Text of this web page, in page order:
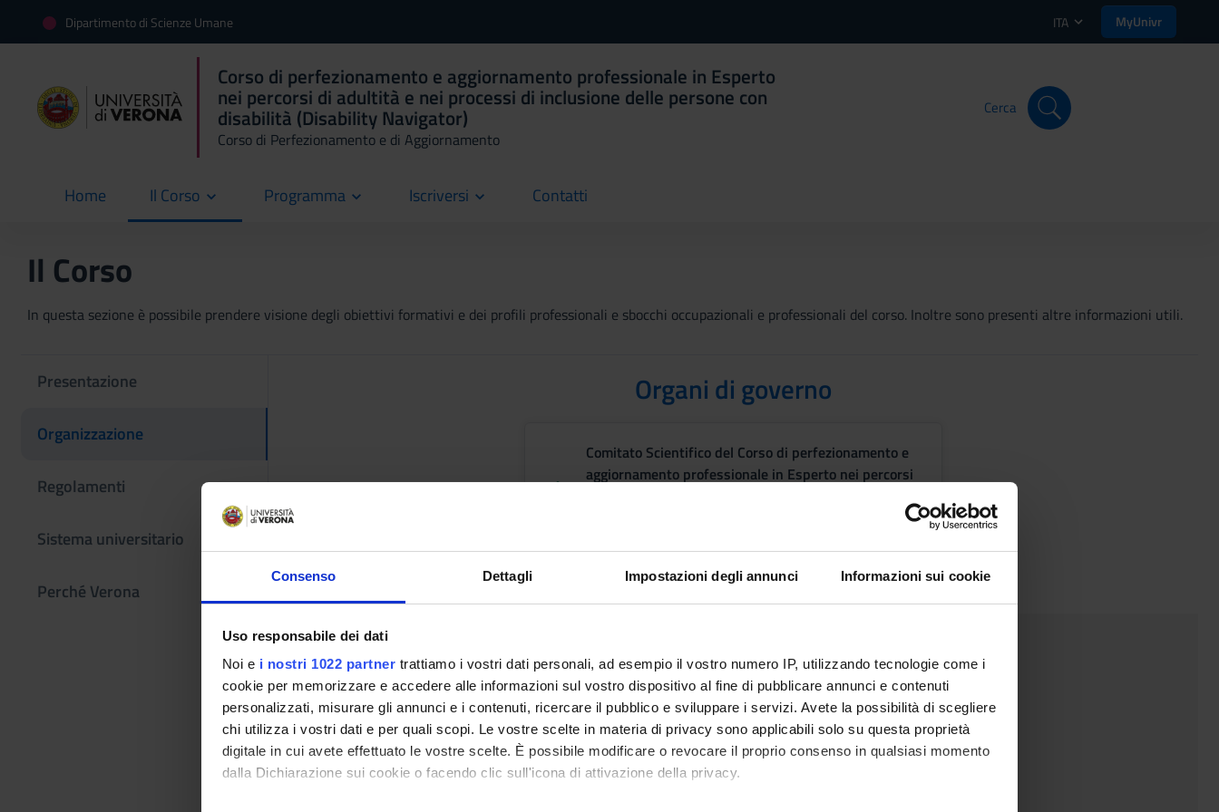
Consenso Dettagli Impostazioni degli annunci Informazioni sui cookie
Uso responsabile dei dati
Noi e i nostri 1022 partner trattiamo i vostri dati personali, ad esempio il vostro numero IP, utilizzando tecnologie come i
cookie per memorizzare e accedere alle informazioni sul vostro dispositivo al fine di pubblicare annunci e contenuti
personalizzati, misurare gli annunci e i contenuti, ricercare il pubblico e sviluppare i servizi. Avete la possibilità di scegliere
chi utilizza i vostri dati e per quali scopi. Le vostre scelte in materia di privacy sono applicabili solo su questa proprietà
digitale in cui avete effettuato le vostre scelte. È possibile modificare o revocare il proprio consenso in qualsiasi momento
dalla Dichiarazione sui cookie o facendo clic sull'icona di attivazione della privacy.
Dipartimento di Scienze Umane ITA MyUnivr
Corso di perfezionamento e aggiornamento professionale in Esperto
nei percorsi di adultità e nei processi di inclusione delle persone con
disabilità (Disability Navigator)
Corso di Perfezionamento e di Aggiornamento
Cerca
Home
current Il Corso Programma Iscriversi Contatti
current
Il Corso
In questa sezione è possibile prendere visione degli obiettivi formativi e dei profili professionali e sbocchi occupazionali e professionali del corso. Inoltre sono presenti altre informazioni utili.
Presentazione
Organizzazione
Regolamenti
Sistema universitario
Perché Verona
Organi di governo
Comitato Scientifico del Corso di perfezionamento e
aggiornamento professionale in Esperto nei percorsi
dott. Luciano Pasqualotto
tel. +39 0287198535
e-mail: luciano.pasqualotto@univr.it